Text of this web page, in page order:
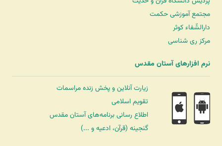
مجتمع آموزشی حکمت
دارالشّفاء کوثر
مرکز ری شناسی
نرم افزارهای آستان مقدس
زیارت آنلاین و پخش زنده مراسمات
تقویم اسلامی
اطلاع رسانی برنامه‌های آستان مقدس
گنجینه (قرآن، ادعیه و ...)